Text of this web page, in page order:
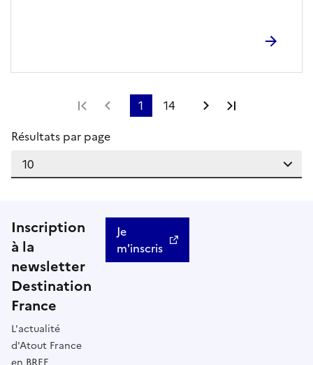
Première page
Page précédente
1 14 Page suivante
Résultats par page
Inscription
à la
newsletter
Destination
France
L'actualité
d'Atout France
Je
m'inscris